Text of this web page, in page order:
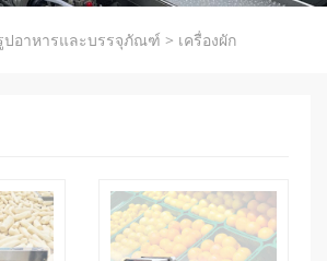
ปอาหารและบรรจุภัณฑ์ > เครื่องผัก